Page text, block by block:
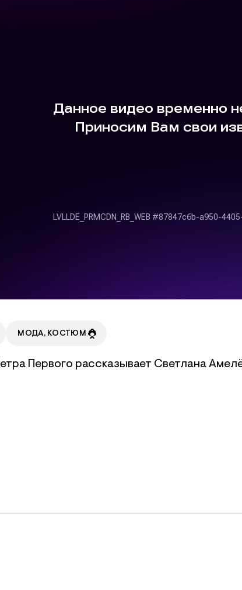
МОДА, КОСТЮМ
Первого рассказывает Светлана